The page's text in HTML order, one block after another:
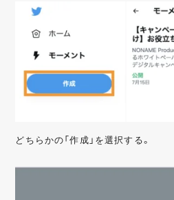
どちらかの「作成」を選択する。